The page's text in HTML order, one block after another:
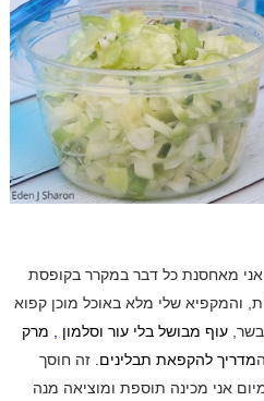
אני מאחסנת כל דבר במקרר בקופסת
והמקפיא שלי מלא באוכל מוכן קפוא
עוף מבושל בלי עור וסלמון
מרק
מדריך להקפאת תבלינים . זה חוסך
אני מכינה תוספת ומוציאה מנה